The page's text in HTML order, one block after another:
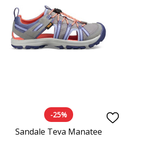
-25%
Sandale Teva Manatee